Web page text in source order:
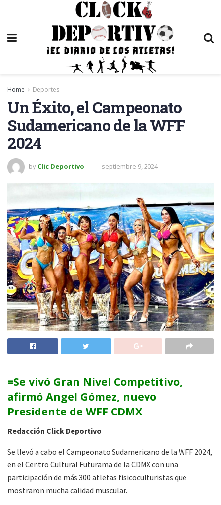
Home Deportes
Un Éxito, el Campeonato
Sudamericano de la WFF
2024
by Clic Deportivo septiembre 9, 2024
=Se vivó Gran Nivel Competitivo,
afirmó Angel Gómez, nuevo
Presidente de WFF CDMX
Redacción Click Deportivo
Se llevó a cabo el Campeonato Sudamericano de la WFF 2024,
en el Centro Cultural Futurama de la CDMX con una
participación de más 300 atletas fisicoculturistas que
mostraron mucha calidad muscular.